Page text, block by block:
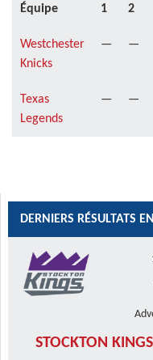
Équipe 1 2
Westchester
Knicks
— —
Texas
Legends
— —
DERNIERS RÉSULTATS
STOCKTON